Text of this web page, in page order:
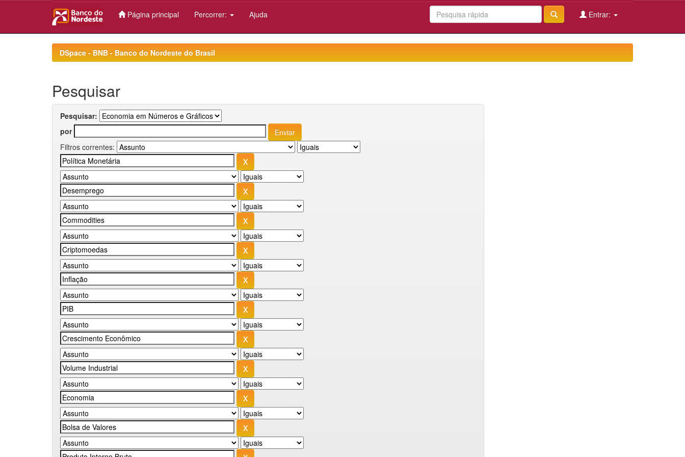
Página principal Percorrer: Ajuda Entrar:
DSpace - BNB - Banco do Nordeste do Brasil
Pesquisar
Pesquisar:
por
Filtros correntes: